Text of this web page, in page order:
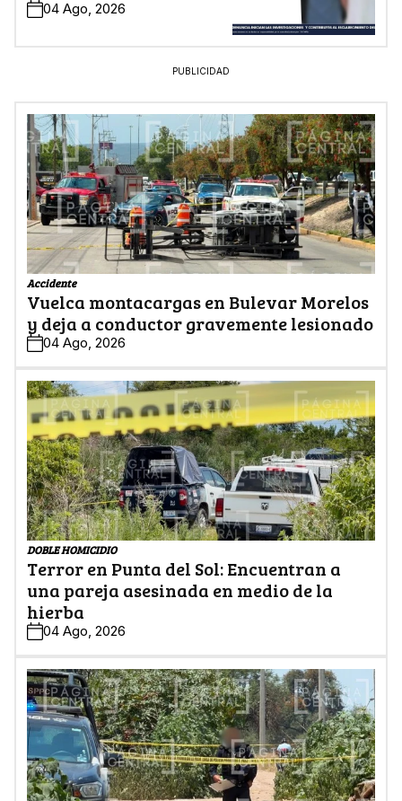
04 Ago, 2026
PUBLICIDAD
Accidente
Vuelca montacargas en Bulevar Morelos
y deja a conductor gravemente lesionado
04 Ago, 2026
DOBLE HOMICIDIO
Terror en Punta del Sol: Encuentran a
una pareja asesinada en medio de la
hierba
04 Ago, 2026